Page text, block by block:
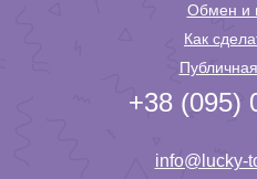
Обмен и
Как
+38 (095)
info@lucky-